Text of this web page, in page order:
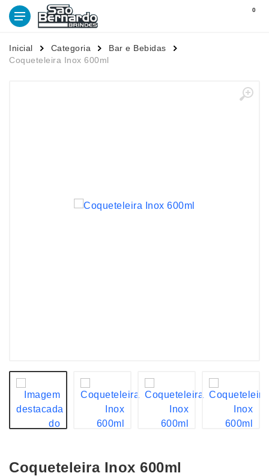
0
Inicial Categoria
Bar e Bebidas
Coqueteleira Inox 600ml
Coqueteleira Inox 600ml